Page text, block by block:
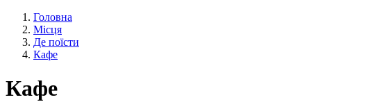
Головна
Місця
Де поїсти
Кафе
Кафе